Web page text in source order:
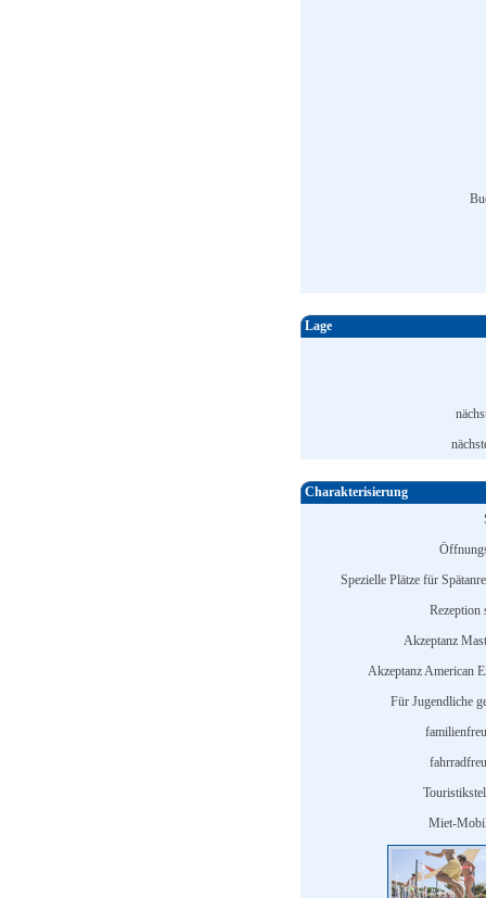
Lage
Charakterisierung
Spezielle Plätze für
Rezeption
Akzeptanz
Akzeptanz American
Für Jugendliche
Miet-